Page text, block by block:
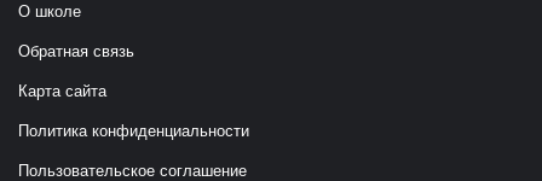
О школе
Обратная связь
Карта сайта
Политика конфиденциальности
Пользовательское соглашение